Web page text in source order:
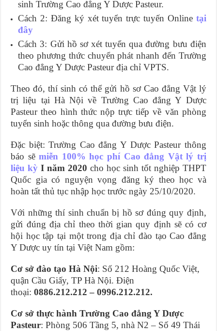
sinh Trường Cao đẳng Y Dược Pasteur.
Cách 2: Đăng ký xét tuyển trực tuyến Online tại
đây
Cách 3: Gửi hồ sơ xét tuyển qua đường bưu điện
theo phương thức chuyển phát nhanh đến Trường
Cao đẳng Y Dược Pasteur địa chỉ VPTS.
Theo đó, thí sinh có thể gửi hồ sơ Cao đẳng Vật lý
trị liệu tại Hà Nội về Trường Cao đẳng Y Dược
Pasteur theo hình thức nộp trực tiếp về văn phòng
tuyển sinh hoặc thông qua đường bưu điện.
Đặc biệt: Trường Cao đẳng Y Dược Pasteur thông
báo sẽmiễn 100% học phí Cao đẳng Vật lý trị
liệu kỳ I năm 2020 cho học sinh tốt nghiệp THPT
Quốc gia có nguyện vọng đăng ký theo học và
hoàn tất thủ tục nhập học trước ngày 25/10/2020.
Với những thí sinh chuẩn bị hồ sơ đúng quy định,
gửi đúng địa chỉ theo thời gian quy định sẽ có cơ
hội học tập tại một trong địa chỉ đào tạo Cao đẳng
Y Dược uy tín tại Việt Nam gồm:
Cơ sở đào tạo Hà Nội: Số 212 Hoàng Quốc Việt,
quận Cầu Giấy, TP Hà Nội. Điện
thoại:0886.212.212 – 0996.212.212.
Cơ sở thực hành Trường Cao đẳng Y Dược
Pasteur: Phòng 506 Tầng 5, nhà N2 – Số 49 Thái